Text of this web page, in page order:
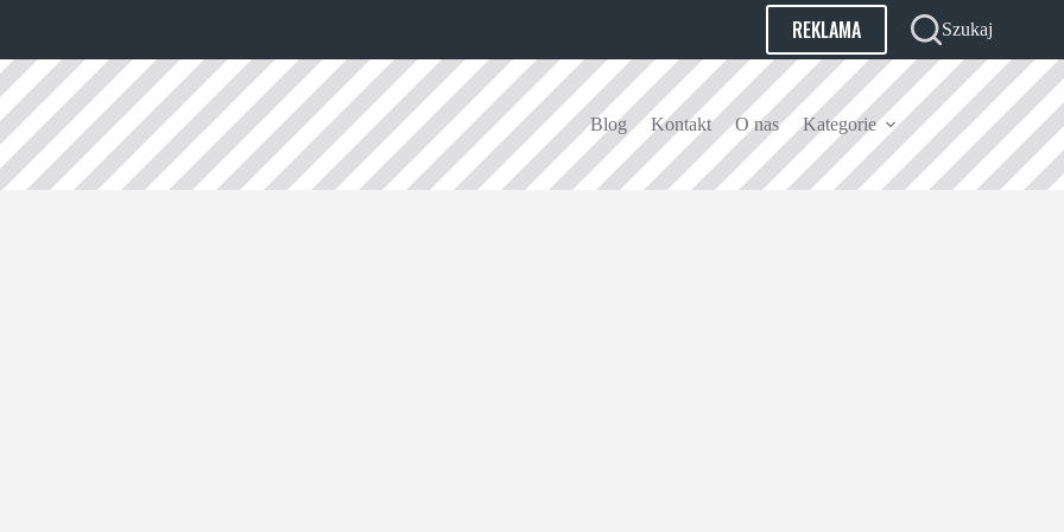
REKLAMA Szukaj
Blog Kontakt O nas Kategorie